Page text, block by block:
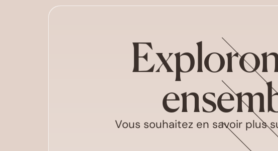
Vous souhaitez en savoir plus